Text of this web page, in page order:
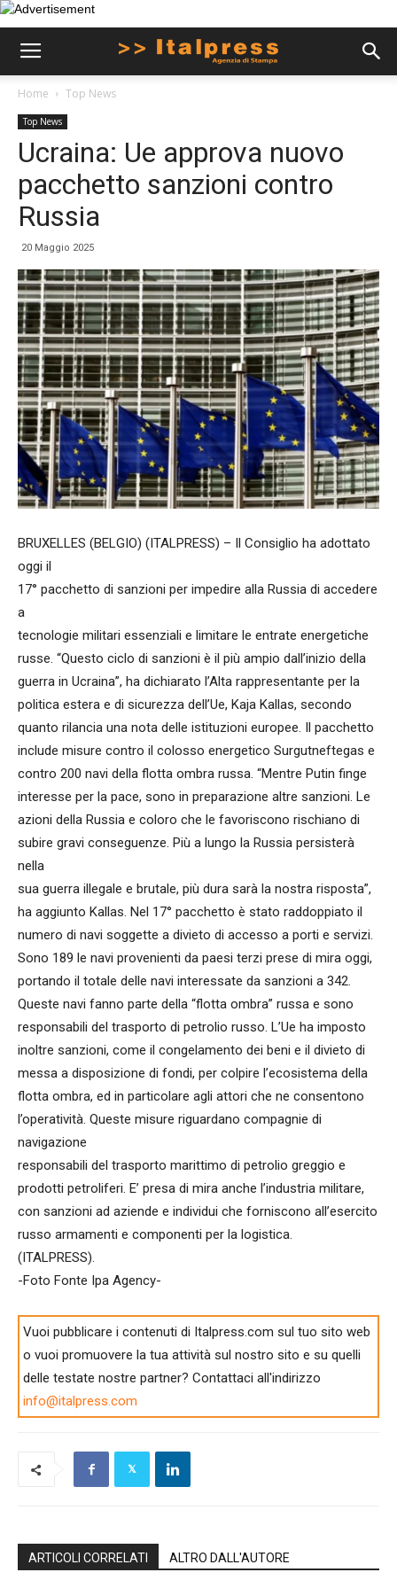
Home Top News
Top News
Ucraina: Ue approva nuovo
pacchetto sanzioni contro
Russia
20 Maggio 2025
BRUXELLES (BELGIO) (ITALPRESS) – Il Consiglio ha adottato
oggi il
17° pacchetto di sanzioni per impedire alla Russia di accedere
a
tecnologie militari essenziali e limitare le entrate energetiche
russe. “Questo ciclo di sanzioni è il più ampio dall’inizio della
guerra in Ucraina”, ha dichiarato l’Alta rappresentante per la
politica estera e di sicurezza dell’Ue, Kaja Kallas, secondo
quanto rilancia una nota delle istituzioni europee. Il pacchetto
include misure contro il colosso energetico Surgutneftegas e
contro 200 navi della flotta ombra russa. “Mentre Putin finge
interesse per la pace, sono in preparazione altre sanzioni. Le
azioni della Russia e coloro che le favoriscono rischiano di
subire gravi conseguenze. Più a lungo la Russia persisterà
nella
sua guerra illegale e brutale, più dura sarà la nostra risposta”,
ha aggiunto Kallas. Nel 17° pacchetto è stato raddoppiato il
numero di navi soggette a divieto di accesso a porti e servizi.
Sono 189 le navi provenienti da paesi terzi prese di mira oggi,
portando il totale delle navi interessate da sanzioni a 342.
Queste navi fanno parte della “flotta ombra” russa e sono
responsabili del trasporto di petrolio russo. L’Ue ha imposto
inoltre sanzioni, come il congelamento dei beni e il divieto di
messa a disposizione di fondi, per colpire l’ecosistema della
flotta ombra, ed in particolare agli attori che ne consentono
l’operatività. Queste misure riguardano compagnie di
navigazione
responsabili del trasporto marittimo di petrolio greggio e
prodotti petroliferi. E’ presa di mira anche l’industria militare,
con sanzioni ad aziende e individui che forniscono all’esercito
russo armamenti e componenti per la logistica.
(ITALPRESS).
-Foto Fonte Ipa Agency-
Vuoi pubblicare i contenuti di Italpress.com sul tuo sito web
o vuoi promuovere la tua attività sul nostro sito e su quelli
delle testate nostre partner? Contattaci all'indirizzo
info@italpress.com
ARTICOLI CORRELATI ALTRO DALL'AUTORE